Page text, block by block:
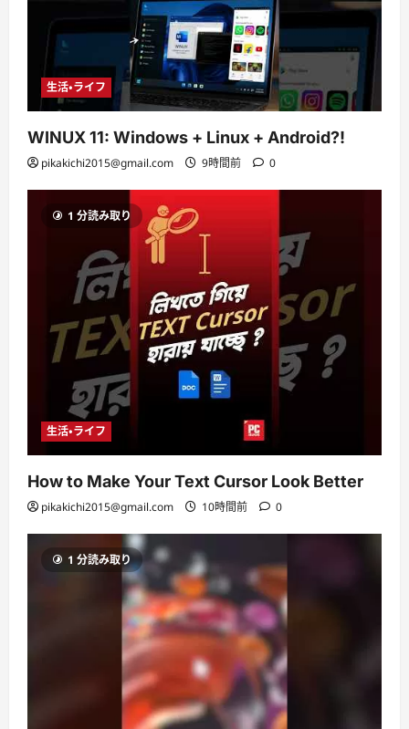
生活・ライフ
WINUX 11: Windows + Linux + Android?!
pikakichi2015@gmail.com 9時間前 0
1 分読み取り
生活・ライフ
How to Make Your Text Cursor Look Better
pikakichi2015@gmail.com 10時間前 0
1 分読み取り